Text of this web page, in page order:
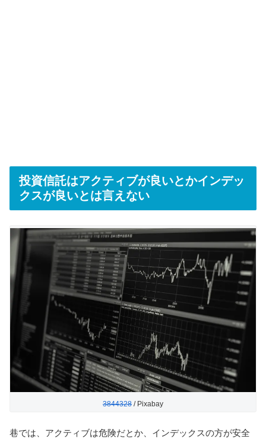
投資信託はアクティブが良いとかインデッ
クスが良いとは言えない
3844328 / Pixabay
巷では、アクティブは危険だとか、インデックスの方が安全